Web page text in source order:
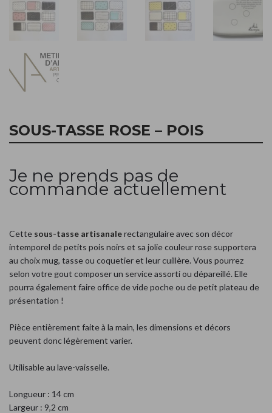
SOUS-TASSE ROSE – POIS
Je ne prends pas de
commande actuellement
Cette sous-tasse artisanalerectangulaire avec son décor
intemporel de petits pois noirs et sa jolie couleur rose supportera
au choix mug, tasse ou coquetier et leur cuillère. Vous pourrez
selon votre gout composer un service assorti ou dépareillé. Elle
pourra également faire office de vide poche ou de petit plateau de
présentation !
Pièce entièrement faite à la main, les dimensions et décors
peuvent donc légèrement varier.
Utilisable au lave-vaisselle.
Longueur : 14 cm
Largeur : 9,2 cm